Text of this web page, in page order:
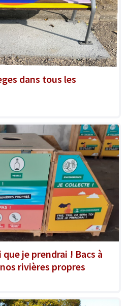
dans tous les
je prendrai ! Bacs à
rivières propres